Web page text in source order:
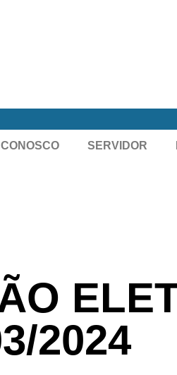
SERVIDOR
2024